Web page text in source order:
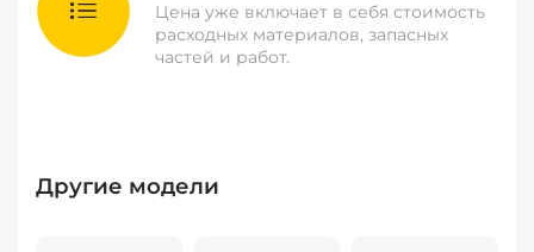
Цена уже включает в себя стоимость
расходных материалов, запасных
частей и работ.
Другие модели